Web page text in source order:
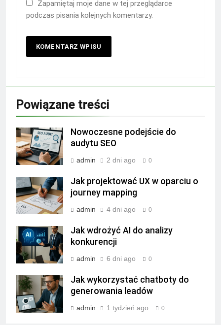
Zapamiętaj moje dane w tej przeglądarce
podczas pisania kolejnych komentarzy.
Powiązane treści
Nowoczesne podejście do
audytu SEO
admin 2 dni ago 0
Jak projektować UX w oparciu o
journey mapping
admin 4 dni ago 0
Jak wdrożyć AI do analizy
konkurencji
admin 6 dni ago 0
Jak wykorzystać chatboty do
generowania leadów
admin 1 tydzień ago 0